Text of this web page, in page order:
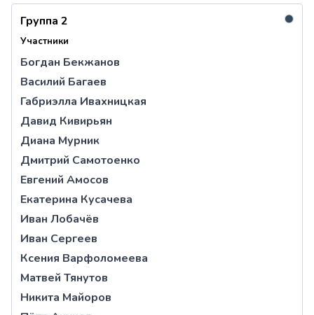
Группа 2 ●
Участники
Богдан Бекжанов
Василий Багаев
Габриэлла Ивахницкая
Давид Кивирьян
Диана Мурник
Дмитрий Самотоенко
Евгений Амосов
Екатерина Кусачева
Иван Лобачёв
Иван Сергеев
Ксения Варфоломеева
Матвей Тянутов
Никита Майоров